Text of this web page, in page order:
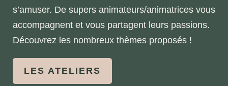
s’amuser. De supers animateurs/animatrices vous
accompagnent et vous partagent leurs passions.
Découvrez les nombreux thèmes proposés !
LES ATELIERS